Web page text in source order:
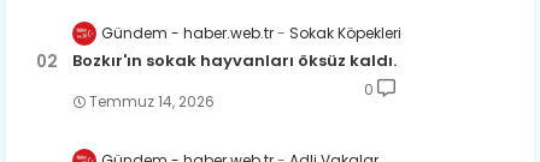
Gündem - haber.web.tr Sokak Köpekleri
Bozkır'ın sokak hayvanları öksüz kaldı.
Temmuz 14, 2026
0